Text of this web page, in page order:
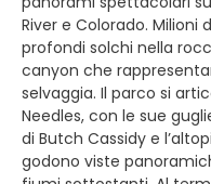
River e Colorado.
profondi solchi nella
canyon che
selvaggia. Il parco si
Needles, con le sue
di Butch Cassidy e
godono viste